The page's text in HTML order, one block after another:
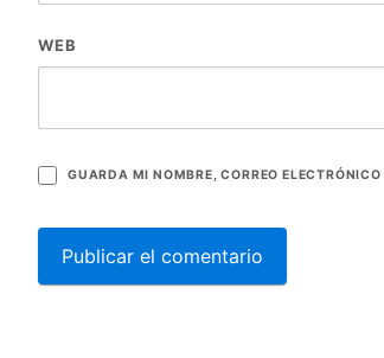
WEB
GUARDA MI NOMBRE, CORREO